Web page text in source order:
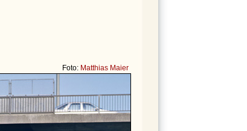
Foto: Matthias Maier